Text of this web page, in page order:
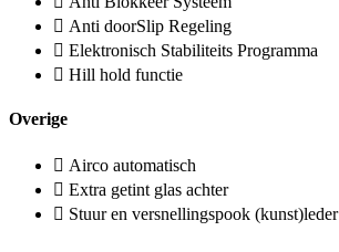
Anti doorSlip Regeling
Elektronisch Stabiliteits Programma
Hill hold functie
Overige
Airco automatisch
Extra getint glas achter
Stuur en versnellingspook (kunst)leder